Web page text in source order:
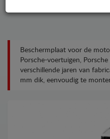
Beschermplaat voor de
Porsche-voertuigen,
verschillende jaren van
mm dik, eenvoudig te